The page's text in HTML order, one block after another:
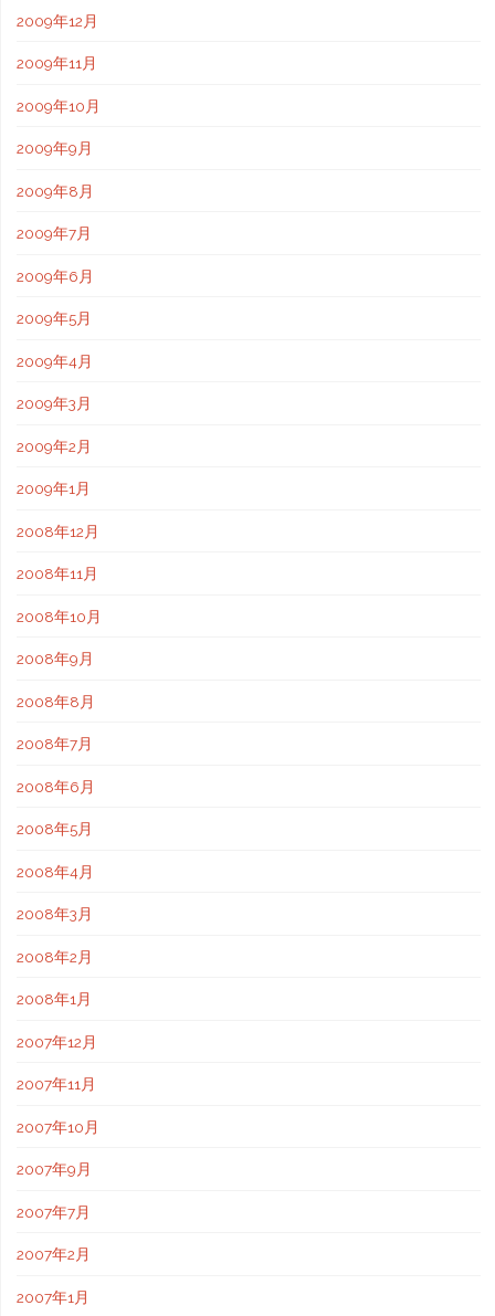
2009年12月
2009年11月
2009年10月
2009年9月
2009年8月
2009年7月
2009年6月
2009年5月
2009年4月
2009年3月
2009年2月
2009年1月
2008年12月
2008年11月
2008年10月
2008年9月
2008年8月
2008年7月
2008年6月
2008年5月
2008年4月
2008年3月
2008年2月
2008年1月
2007年12月
2007年11月
2007年10月
2007年9月
2007年7月
2007年2月
2007年1月